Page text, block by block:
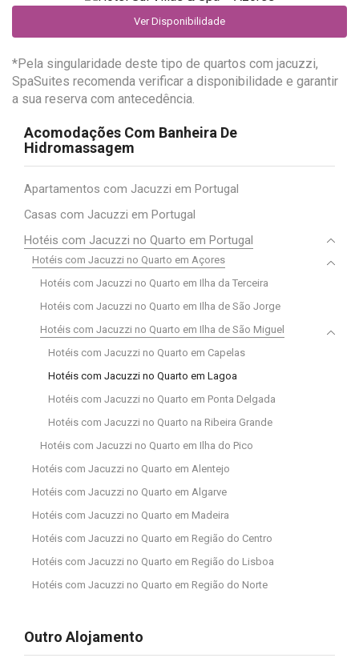
Ver Disponibilidade
*Pela singularidade deste tipo de quartos com jacuzzi,
SpaSuites recomenda verificar a disponibilidade e garantir
a sua reserva com antecedência.
Acomodações Com Banheira De
Hidromassagem
Apartamentos com Jacuzzi em Portugal
Casas com Jacuzzi em Portugal
Hotéis com Jacuzzi no Quarto em Portugal
Hotéis com Jacuzzi no Quarto em Açores
Hotéis com Jacuzzi no Quarto em Ilha da Terceira
Hotéis com Jacuzzi no Quarto em Ilha de São Jorge
Hotéis com Jacuzzi no Quarto em Ilha de São Miguel
Hotéis com Jacuzzi no Quarto em Capelas
Hotéis com Jacuzzi no Quarto em Lagoa
Hotéis com Jacuzzi no Quarto em Ponta Delgada
Hotéis com Jacuzzi no Quarto na Ribeira Grande
Hotéis com Jacuzzi no Quarto em Ilha do Pico
Hotéis com Jacuzzi no Quarto em Alentejo
Hotéis com Jacuzzi no Quarto em Algarve
Hotéis com Jacuzzi no Quarto em Madeira
Hotéis com Jacuzzi no Quarto em Região do Centro
Hotéis com Jacuzzi no Quarto em Região do Lisboa
Hotéis com Jacuzzi no Quarto em Região do Norte
Outro Alojamento